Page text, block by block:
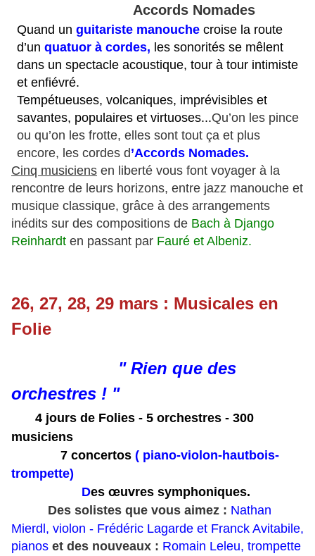
Accords Nomades
Quand un guitariste manouche croise la route
d’un quatuor à cordes, les sonorités se mêlent
dans un spectacle acoustique, tour à tour intimiste
et enfiévré.
Tempétueuses, volcaniques, imprévisibles et
savantes, populaires et virtuoses...Qu’on les pince
ou qu’on les frotte, elles sont tout ça et plus
encore, les cordes d’Accords Nomades.
Cinq musiciens en liberté vous font voyager à la
rencontre de leurs horizons, entre jazz manouche et
musique classique, grâce à des arrangements
inédits sur des compositions de Bach à Django
Reinhardt en passant par Fauré et Albeniz.
26, 27, 28, 29 mars : Musicales en
Folie
" Rien que des
orchestres ! "
4 jours de Folies - 5 orchestres - 300
musiciens
7 concertos ( piano-violon-hautbois-
trompette)
Des œuvres symphoniques.
Des solistes que vous aimez : Nathan
Mierdl, violon - Frédéric Lagarde et Franck Avitabile,
pianos et des nouveaux : Romain Leleu, trompette